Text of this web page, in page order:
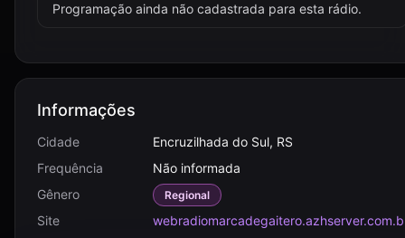
Programação ainda não cadastrada para esta rádio.
Informações
Cidade
Encruzilhada do Sul, RS
Frequência
Não informada
Gênero
Regional
Site